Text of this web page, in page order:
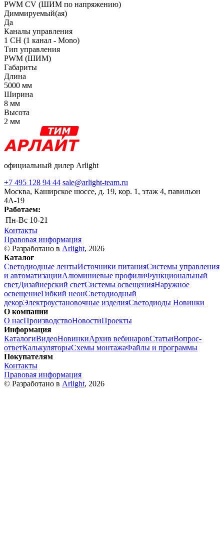
PWM СV (ШИМ по напряжению)
Диммируемый(ая)
Да
Каналы управления
1 CH (1 канал - Mono)
Тип управления
PWM (ШИМ)
Габариты
Длина
5000 мм
Ширина
8 мм
Высота
2 мм
официальный дилер Arlight
+7 495 128 94 44 sale@arlight-team.ru
Москва, Каширское шоссе, д. 19, кор. 1, этаж 4, павильон
4А-19
Работаем:
Пн-Вс 10-21
Контакты
Правовая информация
© Разработано в Arlight, 2026
Каталог
Светодиодные лентыИсточники питанияСистемы управления
и автоматизацииАлюминиевые профилиФункциональный
светДизайнерский светСистемы освещенияНаружное
освещениеГибкий неонСветодиодный
декорЭлектроустановочные изделияСветодиоды Новинки
О компании
О насПроизводствоНовостиПроекты
Информация
КаталогиВидеоНовинкиАрхив вебинаровСтатьиВопрос-
ответКалькуляторыСхемы монтажаФайлы и программы
Покупателям
Контакты
Правовая информация
© Разработано в Arlight, 2026